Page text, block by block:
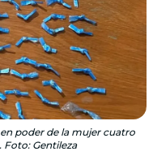
poder de la mujer cuatro
Foto: Gentileza